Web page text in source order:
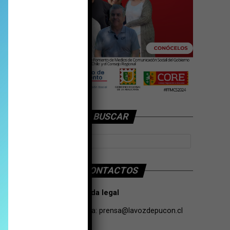
BUSCAR
CONTACTOS
Tarifas Propaganda legal
Contacto de Prensa: prensa@lavozdepucon.cl